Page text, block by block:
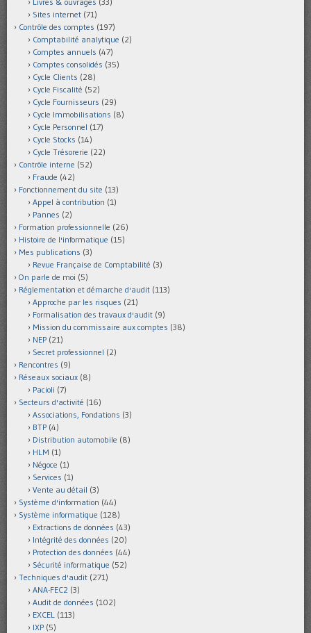
Sites internet (71)
Contrôle des comptes (197)
Comptabilité analytique (2)
Comptes annuels (47)
Comptes consolidés (35)
Cycle Clients (28)
Cycle Fiscalité (52)
Cycle Fournisseurs (29)
Cycle Immobilisations (8)
Cycle Personnel (17)
Cycle Stocks (14)
Cycle Trésorerie (22)
Contrôle interne (52)
Fraude (42)
Fonctionnement du site (13)
Appel à contribution (1)
Pannes (2)
Formation professionnelle (26)
Histoire de l'informatique (15)
Mes publications (3)
Revue Française de Comptabilité (3)
On parle de moi (5)
Réglementation et démarche d'audit (113)
Approche par les risques (21)
Formalisation des travaux d'audit (9)
Mission du commissaire aux comptes (38)
NEP (21)
Secret professionnel (2)
Rencontres (9)
Réseaux sociaux (8)
Pacioli (7)
Secteurs d'activité (16)
Associations, Fondations (3)
BTP (4)
Distribution automobile (8)
HLM (1)
Négoce (1)
Services (1)
Vente au détail (3)
Système d'information (44)
Système informatique (128)
Extractions de données (43)
Intégrité des données (20)
Protection des données (44)
Sécurité informatique (52)
Techniques d'audit (271)
ANA-FEC2 (3)
Audit de données (102)
EXCEL (113)
IXP (5)